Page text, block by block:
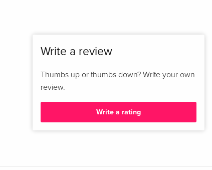
Write a review
Thumbs up or thumbs down? Write your own
review.
Write a rating